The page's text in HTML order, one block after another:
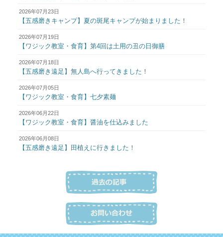
2026年07月23日
【五感磨きキャンプ】夏の斑尾キャンプが始まりました！
2026年07月19日
【ワジック教室・食育】第4回は土用の丑の日御膳
2026年07月18日
【五感磨き遠足】無人島へ行ってきました！
2026年07月05日
【ワジック教室・食育】七夕素麺
2026年06月22日
【ワジック教室・食育】醤油を仕込みました
2026年06月08日
【五感磨き遠足】田植えに行きました！